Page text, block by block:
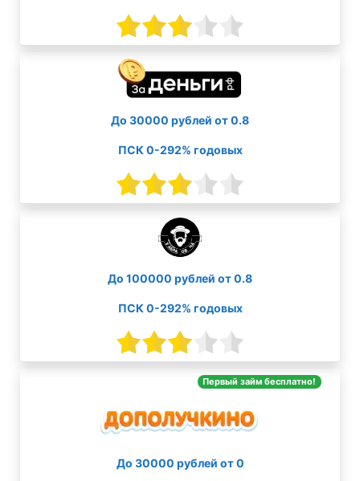
До 30000 рублей от 0.8
ПСК 0-292% годовых
До 100000 рублей от 0.8
ПСК 0-292% годовых
Первый займ бесплатно!
До 30000 рублей от 0